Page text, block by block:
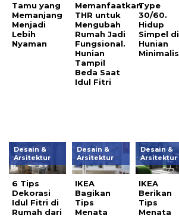
Tamu yang
Memanjang
Menjadi
Lebih
Nyaman
Memanfaatkan
THR untuk
Mengubah
Rumah Jadi
Fungsional.
Hunian
Tampil
Beda Saat
Idul Fitri
Type
30/60.
Hidup
Simpel di
Hunian
Minimalis
Desain &
Arsitektur
6 Tips
Dekorasi
Idul Fitri di
Rumah dari
Desain &
Arsitektur
IKEA
Bagikan
Tips
Menata
Desain &
Arsitektur
IKEA
Berikan
Tips
Menata